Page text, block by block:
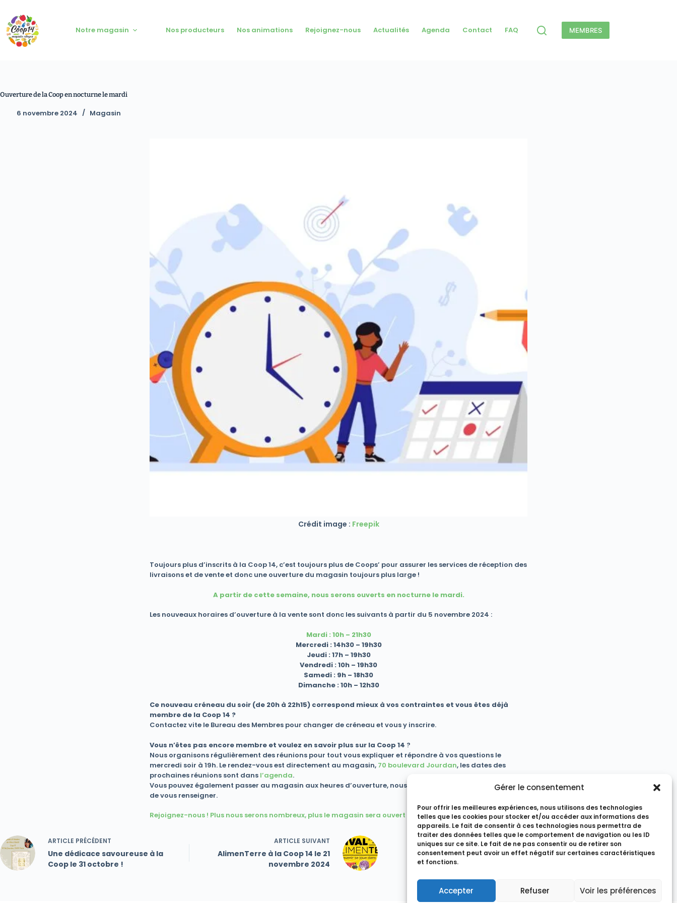
Gérer le consentement
Pour offrir les meilleures expériences, nous utilisons des technologies
telles que les cookies pour stocker et/ou accéder aux informations des
appareils. Le fait de consentir à ces technologies nous permettra de
traiter des données telles que le comportement de navigation ou les ID
uniques sur ce site. Le fait de ne pas consentir ou de retirer son
consentement peut avoir un effet négatif sur certaines caractéristiques
et fonctions.
Accepter Refuser Voir les préférences
Notre magasin Nos producteurs Nos animations Rejoignez-nous Actualités Agenda Contact FAQ MEMBRES
Ouverture de la Coop en nocturne le mardi
6 novembre 2024 Magasin
Crédit image : Freepik
Toujours plus d’inscrits à la Coop 14, c’est toujours plus de Coops’ pour assurer les services de réception des
livraisons et de vente et donc une ouverture du magasin toujours plus large !
A partir de cette semaine, nous serons ouverts en nocturne le mardi.
Les nouveaux horaires d’ouverture à la vente sont donc les suivants à partir du 5 novembre 2024 :
Mardi : 10h – 21h30
Mercredi : 14h30 – 19h30
Jeudi : 17h – 19h30
Vendredi : 10h – 19h30
Samedi : 9h – 18h30
Dimanche : 10h – 12h30
Ce nouveau créneau du soir (de 20h à 22h15) correspond mieux à vos contraintes et vous êtes déjà
membre de la Coop 14 ?
Contactez vite le Bureau des Membres pour changer de créneau et vous y inscrire.
Vous n’êtes pas encore membre et voulez en savoir plus sur la Coop 14 ?
Nous organisons régulièrement des réunions pour tout vous expliquer et répondre à vos questions le
mercredi soir à 19h. Le rendez-vous est directement au magasin, 70 boulevard Jourdan, les dates des
prochaines réunions sont dans l’agenda.
Vous pouvez également passer au magasin aux heures d’ouverture, nous serons ravis de vous accueillir et
de vous renseigner.
Rejoignez-nous ! Plus nous serons nombreux, plus le magasin sera ouvert largement.
ARTICLE PRÉCÉDENT
Une dédicace savoureuse à la
Coop le 31 octobre !
ARTICLE SUIVANT
AlimenTerre à la Coop 14 le 21
novembre 2024